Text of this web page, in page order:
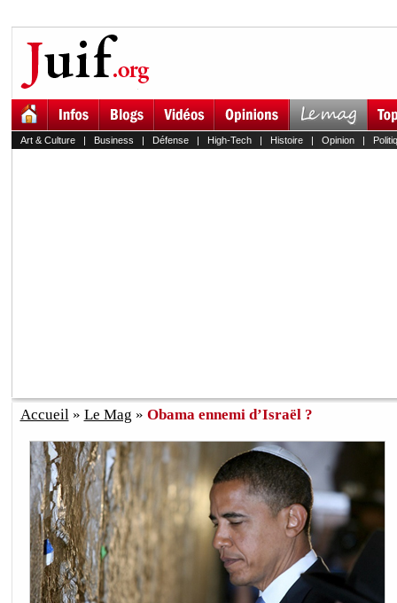
Art & Culture| Business | Défense| High-Tech| Histoire| Opinion|
Accueil» Le Mag » Obama ennemi d’Israël ?